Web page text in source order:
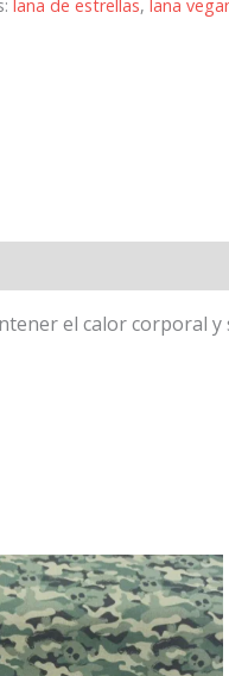
lana de estrellas, lana
el calor corporal